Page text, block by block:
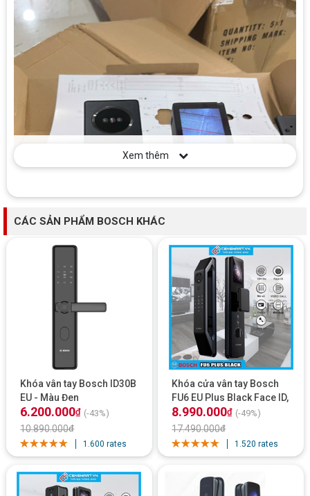
Xem thêm
CÁC SẢN PHẨM BOSCH KHÁC
Khóa vân tay Bosch ID30B
EU - Màu Đen
6.200.000₫ (-43%)
10.890.000₫
1.600 rates
Khóa cửa vân tay Bosch
FU6 EU Plus Black Face ID,
App Wifi
8.990.000₫ (-49%)
17.490.000₫
1.520 rates